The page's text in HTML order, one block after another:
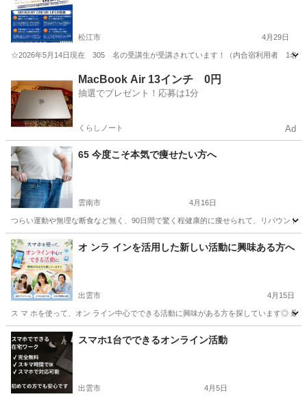
松江市 4月29日
☆2026年5月14日現在 305 名の受講生が受講されています！（内合宿利用者 1名）
その他 ペーパードライバー
MacBook Air 13インチ 0円
抽選でプレゼント！応募は1分
くらしノート Ad
65 今度こそ本気で痩せたい方へ
雲南市 4月16日
つらい運動や無理な断食など無く、90日間で驚く程健康的に痩せられて、リバウンド
島根 雲南市 その他
オ ンラ インを活用した新しい活動に興味ある方へ
出雲市 4月15日
ス マ ホを使って、オン ライン中心でできる活動に興味がある方を探しています◎ 最
島根 出雲市 その他 興味
スマホ1台でできるオンライン活動
出雲市 4月5日